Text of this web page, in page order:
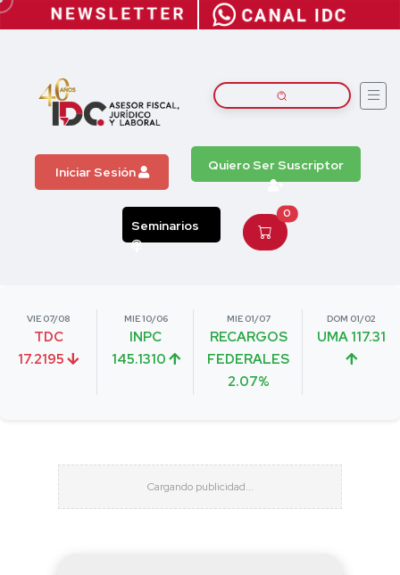
Iniciar Sesión Quiero Ser Suscriptor
Seminarios
0
VIE 07/08
TDC
17.2195
MIE 10/06
INPC
145.1310
MIE 01/07
RECARGOS
FEDERALES
2.07%
DOM 01/02
UMA 117.31